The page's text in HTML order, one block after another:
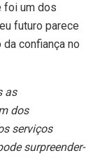
foi um dos
futuro parece
confiança no
as
dos
serviços
surpreender-